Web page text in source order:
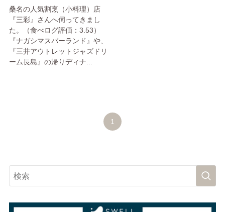
桑名の人気割烹（小料理）店
『三彩』さんへ伺ってきまし
た。（食べログ評価：3.53）
『ナガシマスパーランド』や、
『三井アウトレットジャズドリ
ーム長島』の帰りディナ...
1